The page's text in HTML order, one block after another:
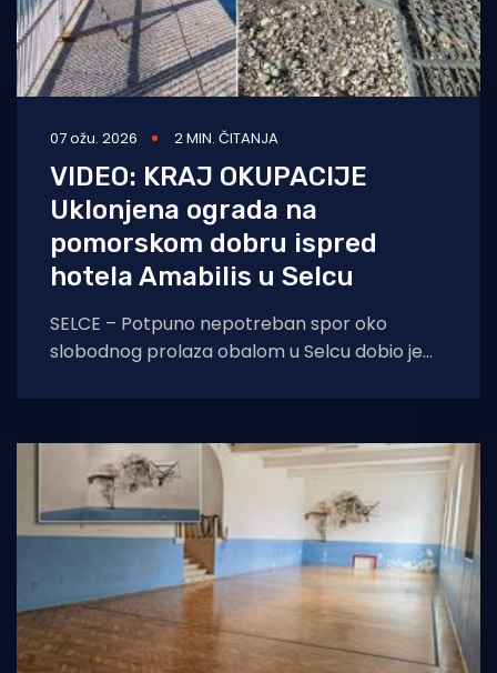
07 ožu. 2026 2 MIN. ČITANJA
VIDEO: KRAJ OKUPACIJE
Uklonjena ograda na
pomorskom dobru ispred
hotela Amabilis u Selcu
SELCE – Potpuno nepotreban spor oko
slobodnog prolaza obalom u Selcu dobio je
komunalno